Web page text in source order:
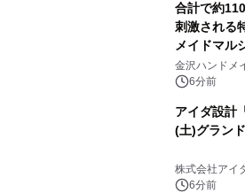
合計で約
刺激される
メイドマル
10/4(日)開催
金沢ハンドメ
6分前
アイダ設計
(土)グラン
株式会社アイ
6分前